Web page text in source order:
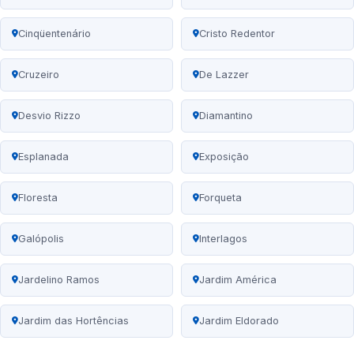
Cinqüentenário Cristo Redentor
Cruzeiro De Lazzer
Desvio Rizzo Diamantino
Esplanada Exposição
Floresta Forqueta
Galópolis Interlagos
Jardelino Ramos Jardim América
Jardim das Hortências Jardim Eldorado